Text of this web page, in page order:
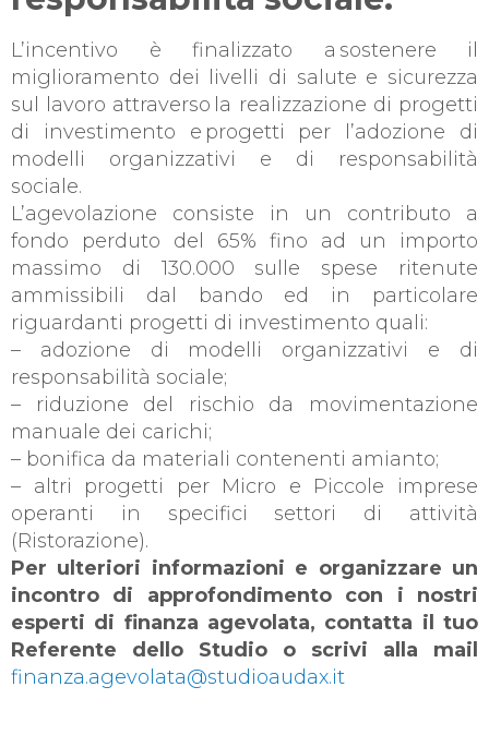
L’incentivo è finalizzato a sostenere il
miglioramento dei livelli di salute e sicurezza
sul lavoro attraverso la realizzazione di progetti
di investimento e progetti per l’adozione di
modelli organizzativi e di responsabilità
sociale.
L’agevolazione consiste in un contributo a
fondo perduto del 65% fino ad un importo
massimo di 130.000 sulle spese ritenute
ammissibili dal bando ed in particolare
riguardanti progetti di investimento quali:
– adozione di modelli organizzativi e di
responsabilità sociale;
– riduzione del rischio da movimentazione
manuale dei carichi;
– bonifica da materiali contenenti amianto;
– altri progetti per Micro e Piccole imprese
operanti in specifici settori
di attività
(Ristorazione).
Per ulteriori informazioni e organizzare un
incontro di approfondimento con i nostri
esperti di finanza agevolata, contatta il tuo
Referente dello Studio o scrivi alla mail
finanza.agevolata@studioaudax.it